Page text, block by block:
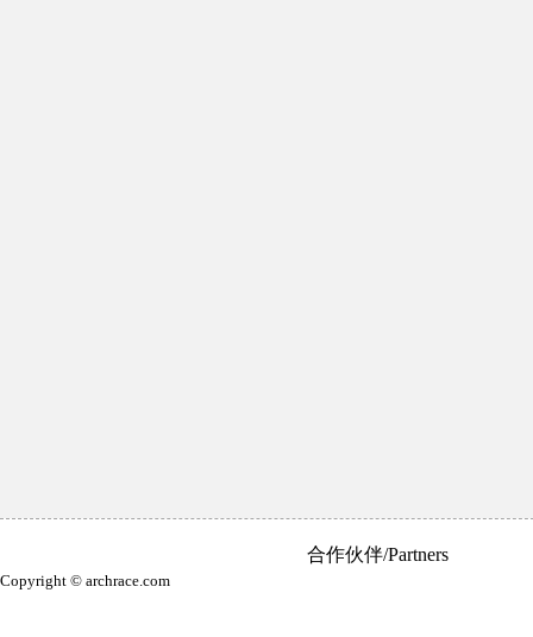
Copyright © archrace.com
合作伙伴/Partners